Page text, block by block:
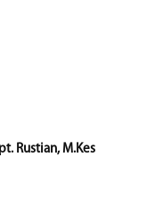
Rustian, M.Kes